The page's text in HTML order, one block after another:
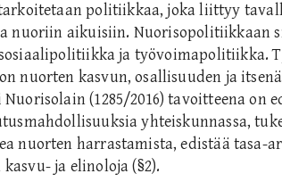
politiikkaa, joka liittyy
nuoriin aikuisiin. Nuorisopolitiikkaan
ja työvoimapolitiikka.
nuorten kasvun, osallisuuden ja
(1285/2016) tavoitteena on
yhteiskunnassa,
nuorten harrastamista, edistää tasa-
ja elinoloja (§2).